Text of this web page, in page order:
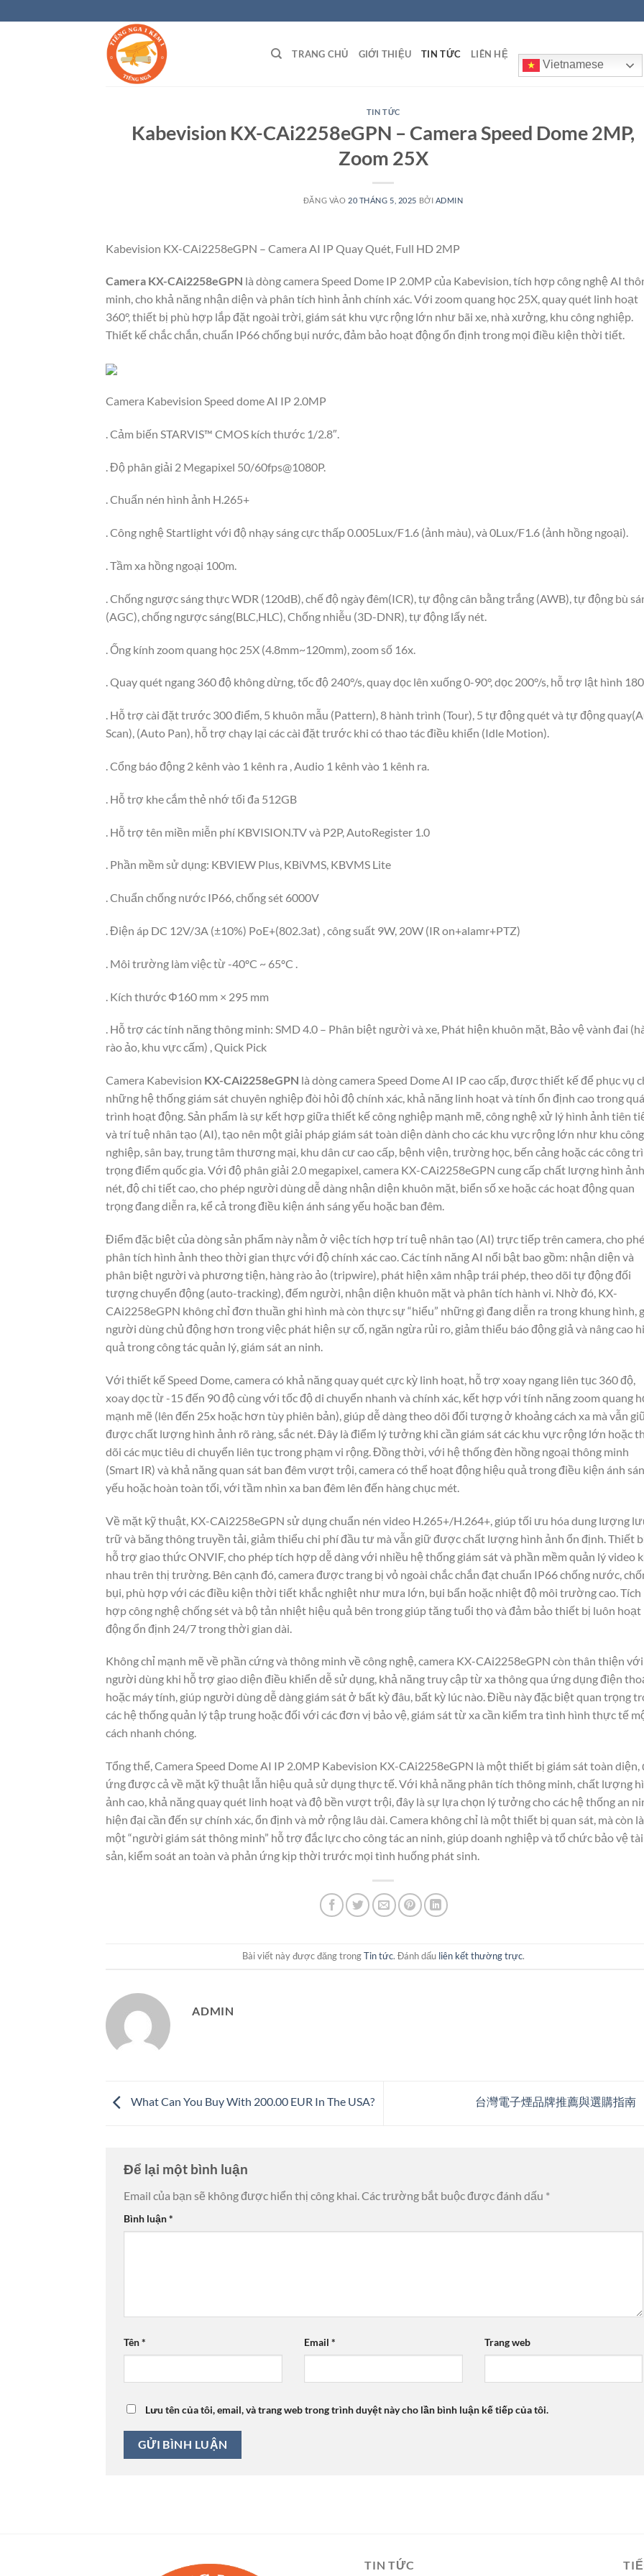
qua
TRANG CHỦ GIỚI THIỆU TIN TỨC LIÊN HỆ
Vietnamese
TIN TỨC
Kabevision KX-CAi2258eGPN – Camera Speed Dome 2MP,
Zoom 25X
ĐĂNG VÀO 20 THÁNG 5, 2025 BỞI ADMIN
Kabevision KX-CAi2258eGPN – Camera AI IP Quay Quét, Full HD 2MP
Camera KX-CAi2258eGPN là dòng camera Speed Dome IP 2.0MP của Kabevision, tích hợp công nghệ AI
minh, cho khả năng nhận diện và phân tích hình ảnh chính xác. Với zoom quang học 25X, quay quét linh hoạt
360°, thiết bị phù hợp lắp đặt ngoài trời, giám sát khu vực rộng lớn như bãi xe, nhà xưởng, khu công nghiệp.
Thiết kế chắc chắn, chuẩn IP66 chống bụi nước, đảm bảo hoạt động ổn định trong mọi điều kiện thời tiết.
Camera Kabevision Speed dome AI IP 2.0MP
. Cảm biến STARVIS™ CMOS kích thước 1/2.8″.
. Độ phân giải 2 Megapixel 50/60fps@1080P.
. Chuẩn nén hình ảnh H.265+
. Công nghệ Startlight với độ nhạy sáng cực thấp 0.005Lux/F1.6 (ảnh màu), và 0Lux/F1.6 (ảnh hồng ngoại).
. Tầm xa hồng ngoại 100m.
. Chống ngược sáng thực WDR (120dB), chế độ ngày đêm(ICR), tự động cân bằng trắng (AWB), tự động bù
(AGC), chống ngược sáng(BLC,HLC), Chống nhiễu (3D-DNR), tự động lấy nét.
. Ống kính zoom quang học 25X (4.8mm~120mm), zoom số 16x.
. Quay quét ngang 360 độ không dừng, tốc độ 240°/s, quay dọc lên xuống 0-90°, dọc 200°/s, hỗ trợ lật hình
. Hỗ trợ cài đặt trước 300 điểm, 5 khuôn mẫu (Pattern), 8 hành trình (Tour), 5 tự động quét và tự động
Scan), (Auto Pan), hỗ trợ chạy lại các cài đặt trước khi có thao tác điều khiển (Idle Motion).
. Cổng báo động 2 kênh vào 1 kênh ra , Audio 1 kênh vào 1 kênh ra.
. Hỗ trợ khe cắm thẻ nhớ tối đa 512GB
. Hỗ trợ tên miền miễn phí KBVISION.TV và P2P, AutoRegister 1.0
. Phần mềm sử dụng: KBVIEW Plus, KBiVMS, KBVMS Lite
. Chuẩn chống nước IP66, chống sét 6000V
. Điện áp DC 12V/3A (±10%) PoE+(802.3at) , công suất 9W, 20W (IR on+alamr+PTZ)
. Môi trường làm việc từ -40ºC ~ 65ºC .
. Kích thước Φ160 mm × 295 mm
. Hỗ trợ các tính năng thông minh: SMD 4.0 – Phân biệt người và xe, Phát hiện khuôn mặt, Bảo vệ vành đai
rào ảo, khu vực cấm) , Quick Pick
Camera Kabevision KX-CAi2258eGPN là dòng camera Speed Dome AI IP cao cấp, được thiết kế để phục vụ
những hệ thống giám sát chuyên nghiệp đòi hỏi độ chính xác, khả năng linh hoạt và tính ổn định cao trong quá
trình hoạt động. Sản phẩm là sự kết hợp giữa thiết kế công nghiệp mạnh mẽ, công nghệ xử lý hình ảnh tiên
và trí tuệ nhân tạo (AI), tạo nên một giải pháp giám sát toàn diện dành cho các khu vực rộng lớn như khu công
nghiệp, sân bay, trung tâm thương mại, khu dân cư cao cấp, bệnh viện, trường học, bến cảng hoặc các công
trọng điểm quốc gia. Với độ phân giải 2.0 megapixel, camera KX-CAi2258eGPN cung cấp chất lượng hình
nét, độ chi tiết cao, cho phép người dùng dễ dàng nhận diện khuôn mặt, biển số xe hoặc các hoạt động quan
trọng đang diễn ra, kể cả trong điều kiện ánh sáng yếu hoặc ban đêm.
Điểm đặc biệt của dòng sản phẩm này nằm ở việc tích hợp trí tuệ nhân tạo (AI) trực tiếp trên camera, cho
phân tích hình ảnh theo thời gian thực với độ chính xác cao. Các tính năng AI nổi bật bao gồm: nhận diện và
phân biệt người và phương tiện, hàng rào ảo (tripwire), phát hiện xâm nhập trái phép, theo dõi tự động đối
tượng chuyển động (auto-tracking), đếm người, nhận diện khuôn mặt và phân tích hành vi. Nhờ đó, KX-
CAi2258eGPN không chỉ đơn thuần ghi hình mà còn thực sự “hiểu” những gì đang diễn ra trong khung hình,
người dùng chủ động hơn trong việc phát hiện sự cố, ngăn ngừa rủi ro, giảm thiểu báo động giả và nâng cao
quả trong công tác quản lý, giám sát an ninh.
Với thiết kế Speed Dome, camera có khả năng quay quét cực kỳ linh hoạt, hỗ trợ xoay ngang liên tục 360 độ,
xoay dọc từ -15 đến 90 độ cùng với tốc độ di chuyển nhanh và chính xác, kết hợp với tính năng zoom quang
mạnh mẽ (lên đến 25x hoặc hơn tùy phiên bản), giúp dễ dàng theo dõi đối tượng ở khoảng cách xa mà vẫn
được chất lượng hình ảnh rõ ràng, sắc nét. Đây là điểm lý tưởng khi cần giám sát các khu vực rộng lớn hoặc
dõi các mục tiêu di chuyển liên tục trong phạm vi rộng. Đồng thời, với hệ thống đèn hồng ngoại thông minh
(Smart IR) và khả năng quan sát ban đêm vượt trội, camera có thể hoạt động hiệu quả trong điều kiện ánh
yếu hoặc hoàn toàn tối, với tầm nhìn xa ban đêm lên đến hàng chục mét.
Về mặt kỹ thuật, KX-CAi2258eGPN sử dụng chuẩn nén video H.265+/H.264+, giúp tối ưu hóa dung lượng
trữ và băng thông truyền tải, giảm thiểu chi phí đầu tư mà vẫn giữ được chất lượng hình ảnh ổn định. Thiết
hỗ trợ giao thức ONVIF, cho phép tích hợp dễ dàng với nhiều hệ thống giám sát và phần mềm quản lý video
nhau trên thị trường. Bên cạnh đó, camera được trang bị vỏ ngoài chắc chắn đạt chuẩn IP66 chống nước,
bụi, phù hợp với các điều kiện thời tiết khắc nghiệt như mưa lớn, bụi bẩn hoặc nhiệt độ môi trường cao. Tích
hợp công nghệ chống sét và bộ tản nhiệt hiệu quả bên trong giúp tăng tuổi thọ và đảm bảo thiết bị luôn hoạt
động ổn định 24/7 trong thời gian dài.
Không chỉ mạnh mẽ về phần cứng và thông minh về công nghệ, camera KX-CAi2258eGPN còn thân thiện với
người dùng khi hỗ trợ giao diện điều khiển dễ sử dụng, khả năng truy cập từ xa thông qua ứng dụng điện
hoặc máy tính, giúp người dùng dễ dàng giám sát ở bất kỳ đâu, bất kỳ lúc nào. Điều này đặc biệt quan trọng
các hệ thống quản lý tập trung hoặc đối với các đơn vị bảo vệ, giám sát từ xa cần kiểm tra tình hình thực tế
cách nhanh chóng.
Tổng thể, Camera Speed Dome AI IP 2.0MP Kabevision KX-CAi2258eGPN là một thiết bị giám sát toàn diện,
ứng được cả về mặt kỹ thuật lẫn hiệu quả sử dụng thực tế. Với khả năng phân tích thông minh, chất lượng
ảnh cao, khả năng quay quét linh hoạt và độ bền vượt trội, đây là sự lựa chọn lý tưởng cho các hệ thống an
hiện đại cần đến sự chính xác, ổn định và mở rộng lâu dài. Camera không chỉ là một thiết bị quan sát, mà còn là
một “người giám sát thông minh” hỗ trợ đắc lực cho công tác an ninh, giúp doanh nghiệp và tổ chức bảo vệ tài
sản, kiểm soát an toàn và phản ứng kịp thời trước mọi tình huống phát sinh.
Bài viết này được đăng trongTin tức. Đánh dấu liên kết thường trực.
ADMIN
What Can You Buy With 200.00 EUR In The USA? 台灣電子煙品牌推薦與選購指南
Để lại một bình luận
Email của bạn sẽ không được hiển thị công khai.Các trường bắt buộc được đánh dấu *
Bình luận*
Tên* Email * Trang web
Lưu tên của tôi, email, và trang web trong trình duyệt này cho lần bình luận kế tiếp của tôi.
TIN TỨC